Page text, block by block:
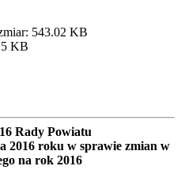
543.02 KB
KB
Rady Powiatu
2016 roku w sprawie zmian w
na rok 2016